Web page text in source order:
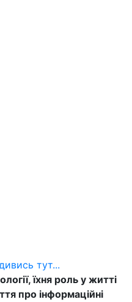
тут...
їхня роль у житті
про інформаційні